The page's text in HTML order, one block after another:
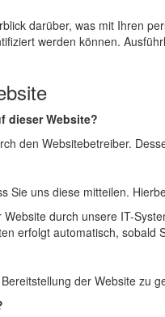
darüber, was mit Ihren
werden können.
dieser Website?
den Websitebetreiber.
Sie uns diese mitteilen.
durch unsere IT-
erfolgt automatisch, sobald
der Website zu